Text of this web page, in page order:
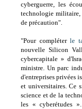
cyberguerre, les
technologie militaire,
de précaution".
"Pour compléterle
nouvelle Silicon
cybercapitale »
ministre. Un parc
d'entreprises privées
et universitaires.Ce
science et de la
les « cyberétudes